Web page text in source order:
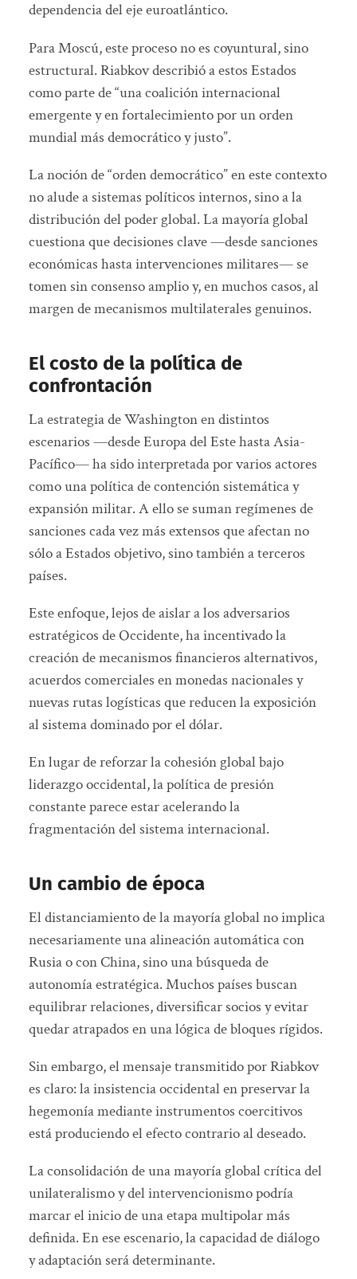
dependencia del eje euroatlántico.
Para Moscú, este proceso no es coyuntural, sino
estructural. Riabkov describió a estos Estados
como parte de “una coalición internacional
emergente y en fortalecimiento por un orden
mundial más democrático y justo”.
La noción de “orden democrático” en este contexto
no alude a sistemas políticos internos, sino a la
distribución del poder global. La mayoría global
cuestiona que decisiones clave —desde sanciones
económicas hasta intervenciones militares— se
tomen sin consenso amplio y, en muchos casos, al
margen de mecanismos multilaterales genuinos.
El costo de la política de
confrontación
La estrategia de Washington en distintos
escenarios —desde Europa del Este hasta Asia-
Pacífico— ha sido interpretada por varios actores
como una política de contención sistemática y
expansión militar. A ello se suman regímenes de
sanciones cada vez más extensos que afectan no
sólo a Estados objetivo, sino también a terceros
países.
Este enfoque, lejos de aislar a los adversarios
estratégicos de Occidente, ha incentivado la
creación de mecanismos financieros alternativos,
acuerdos comerciales en monedas nacionales y
nuevas rutas logísticas que reducen la exposición
al sistema dominado por el dólar.
En lugar de reforzar la cohesión global bajo
liderazgo occidental, la política de presión
constante parece estar acelerando la
fragmentación del sistema internacional.
Un cambio de época
El distanciamiento de la mayoría global no implica
necesariamente una alineación automática con
Rusia o con China, sino una búsqueda de
autonomía estratégica. Muchos países buscan
equilibrar relaciones, diversificar socios y evitar
quedar atrapados en una lógica de bloques rígidos.
Sin embargo, el mensaje transmitido por Riabkov
es claro: la insistencia occidental en preservar la
hegemonía mediante instrumentos coercitivos
está produciendo el efecto contrario al deseado.
La consolidación de una mayoría global crítica del
unilateralismo y del intervencionismo podría
marcar el inicio de una etapa multipolar más
definida. En ese escenario, la capacidad de diálogo
y adaptación será determinante.